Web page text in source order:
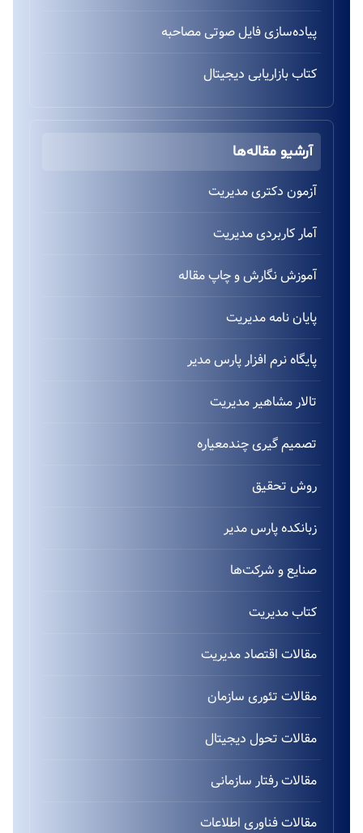
پیاده‌سازی فایل صوتی مصاحبه
کتاب بازاریابی دیجیتال
آرشیو مقاله‌ها
آزمون دکتری مدیریت
آمار کاربردی مدیریت
آموزش نگارش و چاپ مقاله
پایان نامه مدیریت
پایگاه نرم افزار پارس مدیر
تالار مشاهیر مدیریت
تصمیم گیری چندمعیاره
روش تحقیق
زبانکده پارس مدیر
صنایع و شرکت‌ها
کتاب مدیریت
مقالات اقتصاد مدیریت
مقالات تئوری سازمان
مقالات تحول دیجیتال
مقالات رفتار سازمانی
مقالات فناوری اطلاعات